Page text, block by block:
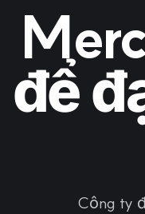
để
Công ty